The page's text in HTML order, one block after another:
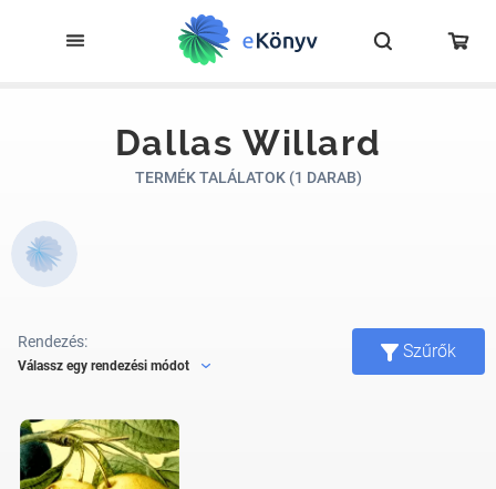
Dallas Willard
TERMÉK TALÁLATOK (1 DARAB)
Rendezés:
Válassz egy rendezési módot
Szűrők